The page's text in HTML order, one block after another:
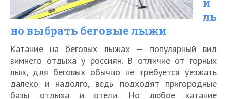
ль
но выбрать беговые лыжи
Катание на беговых лыжах — популярный вид
зимнего отдыха у россиян. В отличие от горных
лыж, для беговых обычно не требуется уезжать
далеко и надолго, ведь подходят пригородные
базы отдыха и отели. Но любое катание